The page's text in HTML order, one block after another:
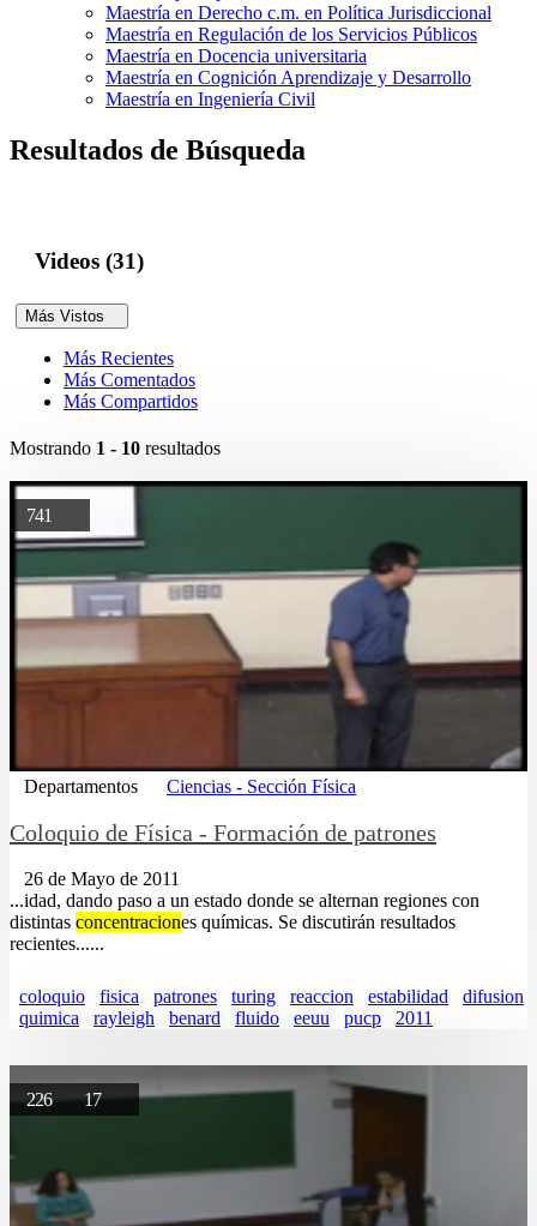
Maestría en Derecho c.m. en Política Jurisdiccional
Maestría en Regulación de los Servicios Públicos
Maestría en Docencia universitaria
Maestría en Cognición Aprendizaje y Desarrollo
Maestría en Ingeniería Civil
Resultados de Búsqueda
Videos (31)
Más Vistos
Más Recientes
Más Comentados
Más Compartidos
Mostrando 1 - 10 resultados
741
Departamentos Ciencias - Sección Física
Coloquio de Física - Formación de patrones
26 de Mayo de 2011
...idad, dando paso a un estado donde se alternan regiones con
distintas concentraciones químicas. Se discutirán resultados
recientes......
coloquio fisica patrones turing reaccion estabilidad
difusion
quimica
rayleigh benard fluido eeuu pucp 2011
22617